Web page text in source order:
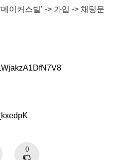
커스빌’ -> 가입 -> 채팅문
0